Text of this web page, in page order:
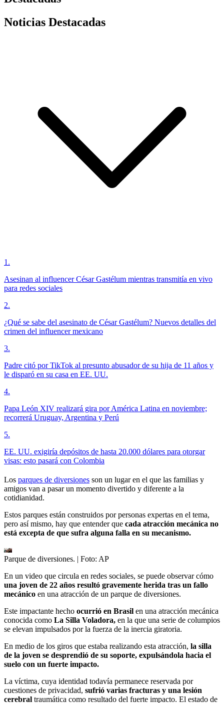
Noticias Destacadas
1 .
Asesinan al influencer César Gastélum mientras transmitía en vivo
para redes sociales
2.
¿Qué se sabe del asesinato de César Gastélum? Nuevos detalles del
crimen del influencer mexicano
3.
Padre citó por TikTok al presunto abusador de su hija de 11 años y
le disparó en su casa en EE. UU.
4.
Papa León XIV realizará gira por América Latina en noviembre;
recorrerá Uruguay, Argentina y Perú
5.
EE. UU. exigiría depósitos de hasta 20.000 dólares para otorgar
visas: esto pasará con Colombia
Los parques de diversiones son un lugar en el que las familias y
amigos van a pasar un momento divertido y diferente a la
cotidianidad.
Estos parques están construidos por personas expertas en el tema,
pero así mismo, hay que entender que cada atracción mecánica no
está excepta de que sufra alguna falla en su mecanismo.
Parque de diversiones. | Foto: AP
En un video que circula en redes sociales, se puede observar cómo
una joven de 22 años resultó gravemente herida tras un fallo
mecánico en una atracción de un parque de diversiones.
Este impactante hecho ocurrió en Brasil en una atracción mecánica
conocida como La Silla Voladora, en la que una serie de columpios
se elevan impulsados por la fuerza de la inercia giratoria.
En medio de los giros que estaba realizando esta atracción, la silla
de la joven se desprendió de su soporte, expulsándola hacia el
suelo con un fuerte impacto.
La víctima, cuya identidad todavía permanece reservada por
cuestiones de privacidad, sufrió varias fracturas y una lesión
cerebral traumática como resultado del fuerte impacto. El estado de